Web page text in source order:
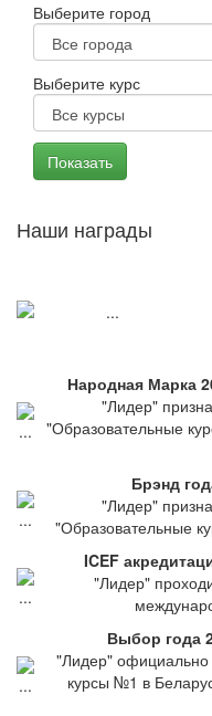
Выберите город
Выберите курс
Наши награды
Народная Марка
"Лидер"
"Образовательные
Брэнд
"Лидер"
"Образовательные
ICEF
"Лидер"
Выбор года
"Лидер" официально
курсы №1 в